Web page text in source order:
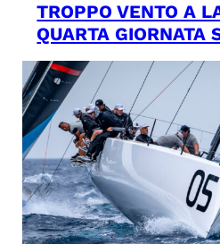
TROPPO VENTO A
QUARTA GIORNATA